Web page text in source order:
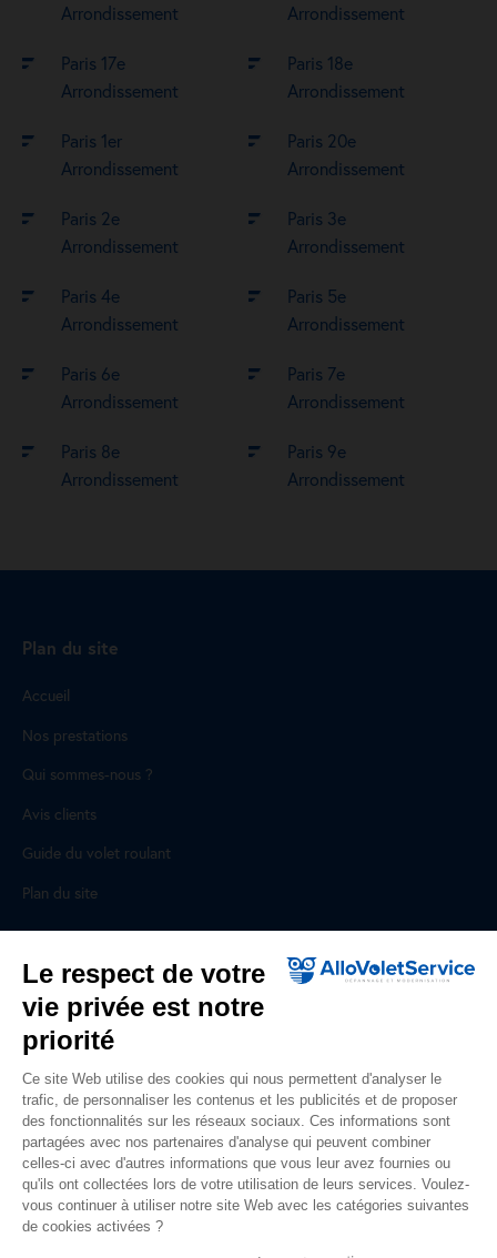
Arrondissement
Arrondissement
Paris 17e
Arrondissement
Paris 18e
Arrondissement
Paris 1er
Arrondissement
Paris 20e
Arrondissement
Paris 2e
Arrondissement
Paris 3e
Arrondissement
Paris 4e
Arrondissement
Paris 5e
Arrondissement
Paris 6e
Arrondissement
Paris 7e
Arrondissement
Paris 8e
Arrondissement
Paris 9e
Arrondissement
Plan du site
Accueil
Nos prestations
Qui sommes-nous ?
Avis clients
Guide du volet roulant
Plan du site
Pour les professionnels
Professionnels, des prestations ad hoc
Rejoignez un réseau national, nous recrutons !
Liens utiles
Mentions légales
Données personnelles
Le respect de votre
vie privée est notre
priorité
Ce site Web utilise des cookies qui nous permettent d'analyser le
trafic, de personnaliser les contenus et les publicités et de proposer
des fonctionnalités sur les réseaux sociaux. Ces informations sont
partagées avec nos partenaires d'analyse qui peuvent combiner
celles-ci avec d'autres informations que vous leur avez fournies ou
qu'ils ont collectées lors de votre utilisation de leurs services. Voulez-
vous continuer à utiliser notre site Web avec les catégories suivantes
de cookies activées ?